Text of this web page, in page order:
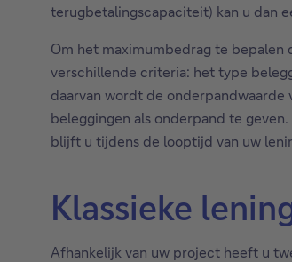
terugbetalingscapaciteit) kan u dan
Om het maximumbedrag te bepalen
verschillende criteria: het type
daarvan wordt de
beleggingen als onderpand te
blijft u tijdens de looptijd van uw
Klassieke
Afhankelijk van uw project heeft u